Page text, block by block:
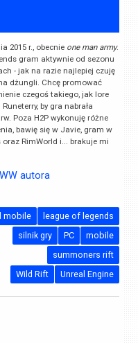
2015 r., obecnie one man army.
gram aktywnie od sezonu
- jak na razie najlepiej czuję
dżungli. Chcę promować
czegoś takiego, jak lore
by gra nabrała
Poza H2P wykonuję różne
bawię się w Javie, gram w
RimWorld i... brakuje mi
autora
league of legends
mobile
mobile
PC
silnik gry
summoners rift
Unreal Engine
Wild Rift